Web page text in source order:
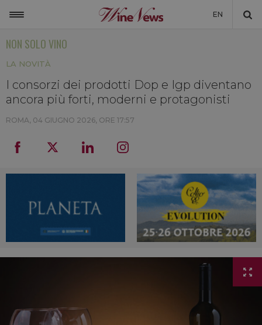
EN
NON SOLO VINO
WINENEWS TV
NON SOLO VINO
LA NOVITÀ
I consorzi dei prodotti Dop e Igp diventano
ancora più forti, moderni e protagonisti
ROMA, 04 GIUGNO 2026, ORE 17:57